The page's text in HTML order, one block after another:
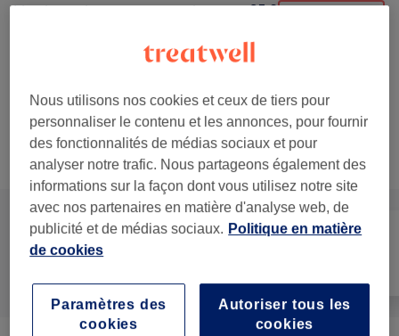
Vernis semi-permanent mains
25 €
Manucure et pose de vernis semi-
1 hMa prestation en détail...
32 €
Recherchez dans notre liste de prestations
Nous utilisons nos cookies et ceux de tiers pour
personnaliser le contenu et les annonces, pour fournir
des fonctionnalités de médias sociaux et pour
analyser notre trafic. Nous partageons également des
informations sur la façon dont vous utilisez notre site
avec nos partenaires en matière d'analyse web, de
publicité et de médias sociaux. Politique en matière
de cookies
Autoriser tous les
cookies
Paramètres des
cookies